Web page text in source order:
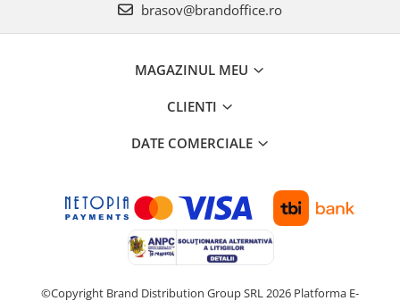
Tehnica si mobilier pentru birou
Calculatoare de birou
Distrugatoare documente
Cosuri de gunoi pentru birou
Scaune, birouri si produse
brasov@brandoffice.ro
MAGAZINUL MEU
CLIENTI
DATE COMERCIALE
©Copyright Brand Distribution Group SRL 2026 Platforma E-